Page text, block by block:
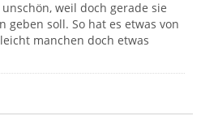
weil doch gerade sie
geben soll. So hat es etwas von
manchen doch etwas